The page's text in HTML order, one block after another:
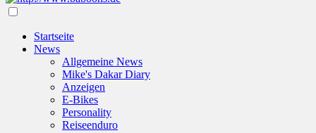
Startseite
News
Allgemeine News
Mike's Dakar Diary
Anzeigen
E-Bikes
Personality
Reiseenduro